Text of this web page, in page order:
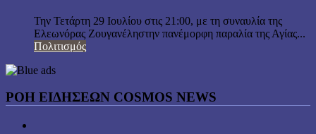
Την Τετάρτη 29 Ιουλίου στις 21:00, με τη συναυλία της
Ελεωνόρας Ζουγανέληστην πανέμορφη παραλία της Αγίας...
Πολιτισμός
ΡΟΗ ΕΙΔΗΣΕΩΝ COSMOS NEWS